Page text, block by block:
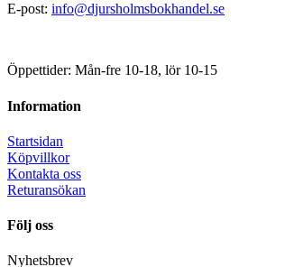
E-post: info@djursholmsbokhandel.se
Öppettider: Mån-fre 10-18, lör 10-15
Information
Startsidan
Köpvillkor
Kontakta oss
Returansökan
Följ oss
Nyhetsbrev